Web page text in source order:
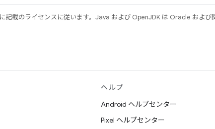
に記載のライセンスに従います。Java および OpenJDK は Oracle および
ヘルプ
Android ヘルプセンター
Pixel ヘルプセンター